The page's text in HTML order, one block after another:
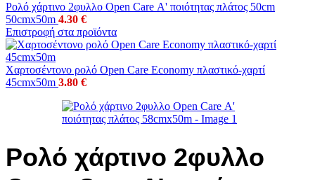
Ρολό χάρτινο 2φυλλο Open Care Α' ποιότητας πλάτος 50cm
50cmx50m 4.30 €
Επιστροφή στα προϊόντα
Χαρτοσέντονο ρολό Open Care Economy πλαστικό-χαρτί
45cmx50m 3.80 €
Ρολό χάρτινο 2φυλλο